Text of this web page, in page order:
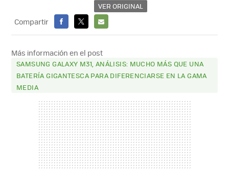
VER ORIGINAL
Compartir
FACEBOOK
X
E-
MAIL
Más información en el post
SAMSUNG GALAXY M31, ANÁLISIS: MUCHO MÁS QUE UNA
BATERÍA GIGANTESCA PARA DIFERENCIARSE EN LA GAMA
MEDIA